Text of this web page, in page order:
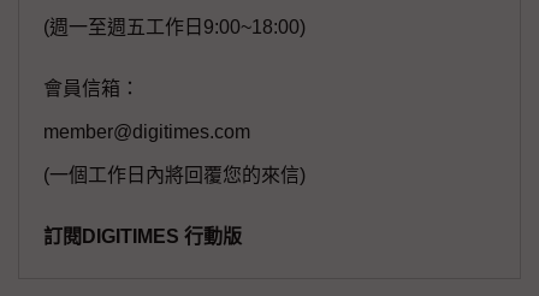
(週一至週五工作日9:00~18:00)
會員信箱：
member@digitimes.com
(一個工作日內將回覆您的來信)
訂閱DIGITIMES 行動版